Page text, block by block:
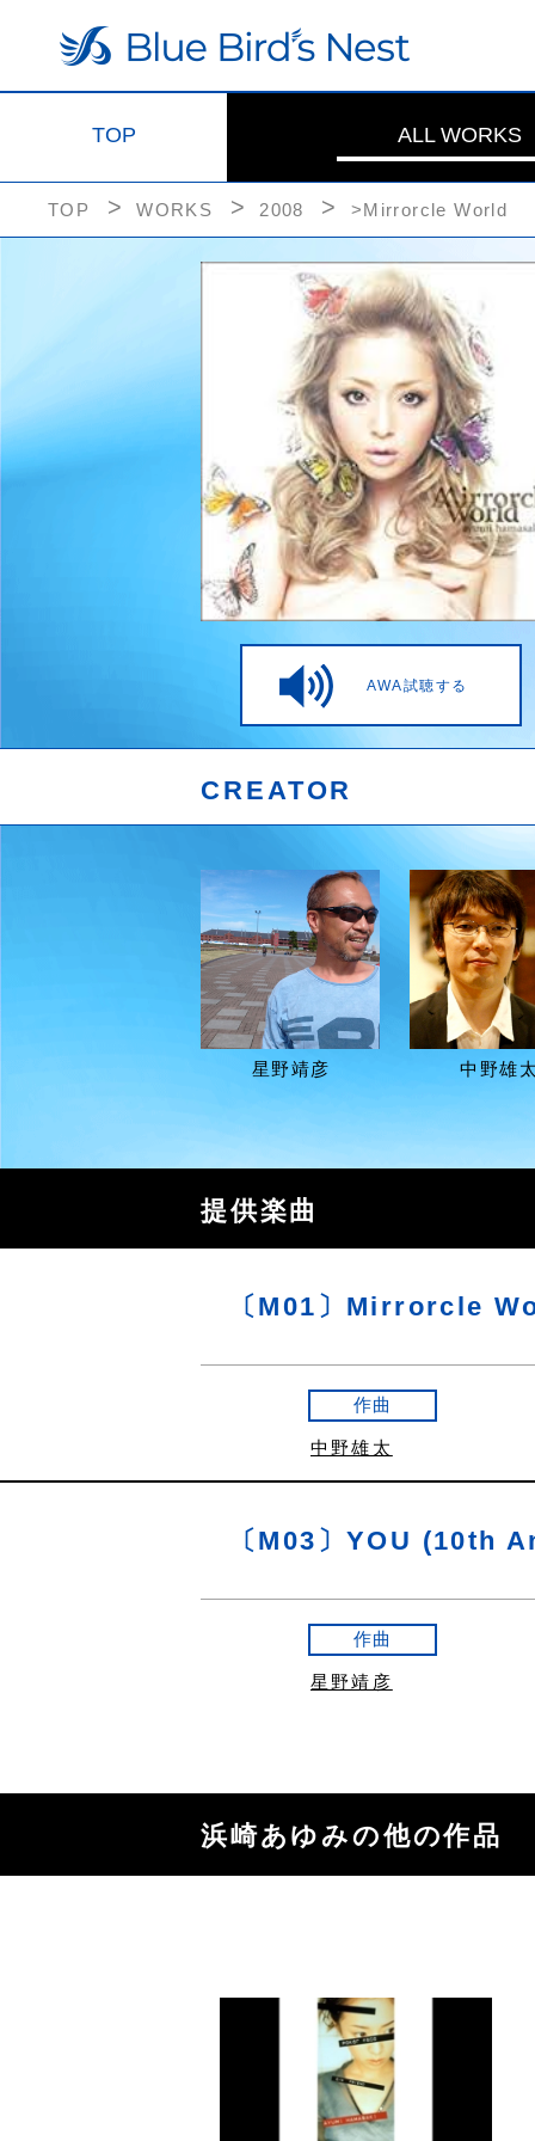
TOP ALL WORKS
TOP WORKS 2008 >Mirrorcle World
AWA試聴する
CREATOR
星野靖彦 中野雄
提供楽曲
〔M01〕Mirrorcle
作曲
中野雄太
〔M03〕YOU (10th
作曲
星野靖彦
浜崎あゆみの他の作品